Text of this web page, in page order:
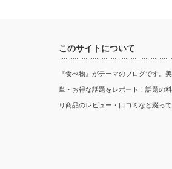
このサイトについて
『食べ物』がテーマのブログです。
単・お得な話題をレポート！話題の
り商品のレビュー・口コミなど綴っ